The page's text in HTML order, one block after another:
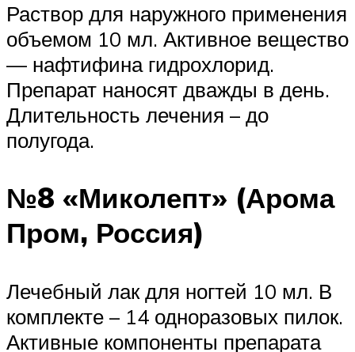
Раствор для наружного применения
объемом 10 мл. Активное вещество
— нафтифина гидрохлорид.
Препарат наносят дважды в день.
Длительность лечения – до
полугода.
№8 «Миколепт» (Арома
Пром, Россия)
Лечебный лак для ногтей 10 мл. В
комплекте – 14 одноразовых пилок.
Активные компоненты препарата